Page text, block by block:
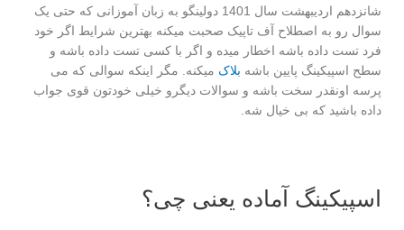
شانزدهم اردیبهشت سال 1401 دولینگو به زبان آموزانی که حتی یک
سوال رو به اصطلاح آف تاپیک صحبت میکنه بهترین شرایط اگر خود
فرد تست داده باشه اخطار میده و اگر با کسی تست داده باشه و
سطح اسپیکینگ پایین باشه بلاک میکنه. مگر اینکه سوالی که می
پرسه اونقدر سخت باشه و سوالات دیگرو خیلی خودتون قوی جواب
داده باشید که بی خیال شه.
اسپیکینگ آماده یعنی چی؟